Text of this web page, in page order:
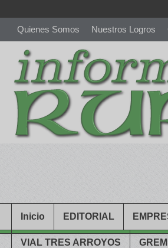
Quienes Somos Nuestros Logros
richardmillereplica is also available with
Inicio EDITORIAL
VIAL TRES ARROYOS